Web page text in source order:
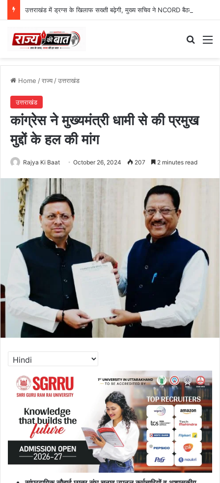
Home /राज्य/उत्तराखंड
उत्तराखंड
कांग्रेस ने मुख्यमंत्री धामी से की प्रमुख
मुद्दों के हल की मांग
Rajya Ki Baat October 26, 2024 207 2 minutes read